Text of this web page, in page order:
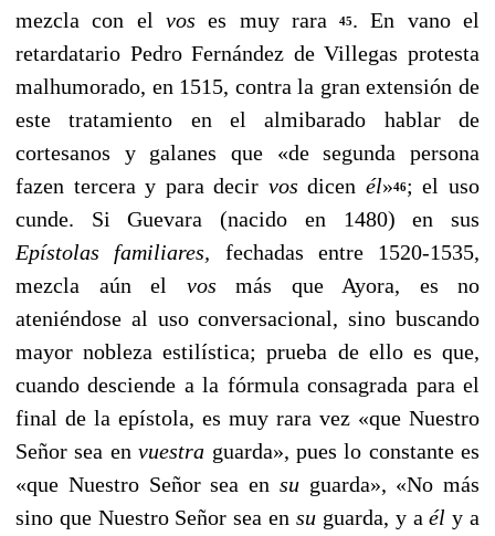
mezcla con el voses muy rara45. En vano el
retardatario Pedro Fernández de Villegas pro­testa
malhumorado, en 1515, contra la gran extensión de
este tratamiento en el almibarado hablar de
cortesanos y galanes que «de segunda persona
fazen tercera y para de­cir vosdicen él»46; el uso
cunde. Si Guevara (nacido en 1480) en sus
Epístolas familiares, fechadas entre 1520-1535,
mezcla aún el vos más que Ayora, es no
ateniéndose al uso conversacional, sino buscando
mayor nobleza estilística; prueba de ello es que,
cuando desciende a la fórmula con­sagrada para el
final de la epístola, es muy rara vez «que Nuestro
Señor sea envuestra guarda», pues lo constante es
«que Nuestro Señor sea en su guarda», «No más
sino que Nuestro Señor sea en su guarda, y aély a